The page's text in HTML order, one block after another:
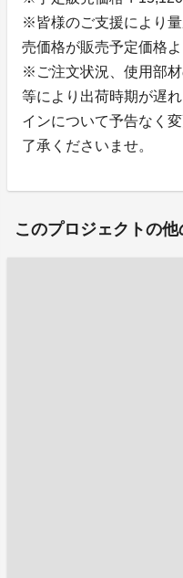
※皆様のご支援により
売価格が販売予定価格
※ご注文状況、使用部
等により出荷時期が遅
インについて予告なく
了承くださいませ。
このプロジェクトの他